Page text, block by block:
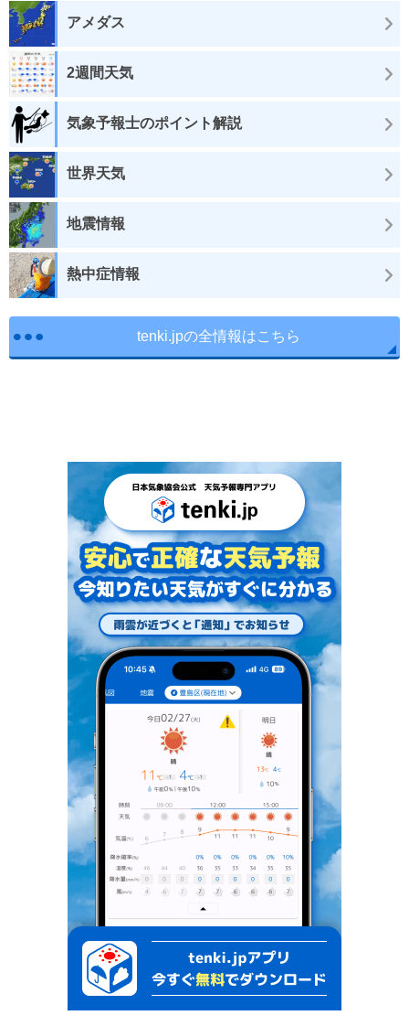
アメダス
2週間天気
気象予報士のポイント解説
世界天気
地震情報
熱中症情報
tenki.jpの全情報はこちら